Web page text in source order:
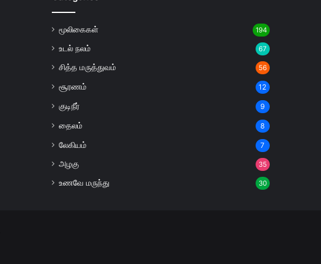
மூலிகைகள் 194
உடல் நலம் 67
சித்த மருத்துவம் 56
சூரணம் 12
குடிநீர் 9
தைலம் 8
லேகியம் 7
அழகு 35
உணவே மருந்து 30